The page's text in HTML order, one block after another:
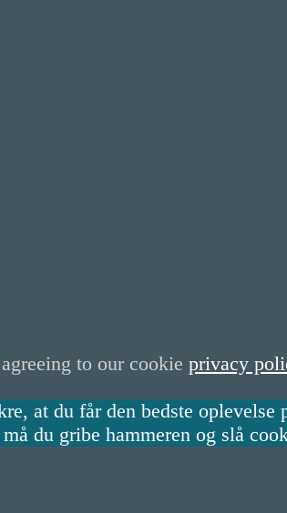
to our cookie privacy
at du får den bedste
du gribe hammeren og slå